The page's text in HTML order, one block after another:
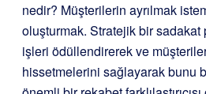
nedir? Müşterilerin ayrılmak
oluşturmak. Stratejik bir sadakat
işleri ödüllendirerek ve
hissetmelerini sağlayarak bunu